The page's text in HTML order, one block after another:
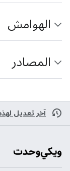
الهوامش
المصادر
آخر تعديل